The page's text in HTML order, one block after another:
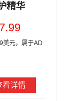
精华
美元，属于AD
看详情